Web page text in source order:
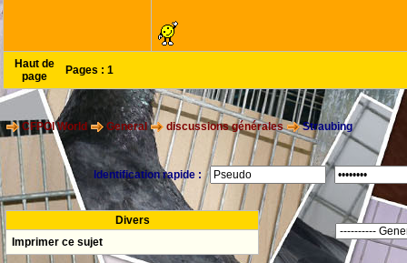
Haut de
page
Pages : 1
CFPOI World General discussions générales Straubing
Identification rapide :
Divers
Imprimer ce sujet